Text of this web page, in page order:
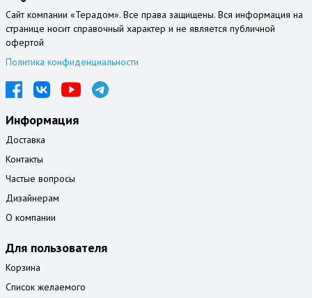
Сайт компании «Терадом». Все права защищены. Вся информация на
странице носит справочный характер и не является публичной
офертой
Политика конфиденциальности
Информация
Доставка
Контакты
Частые вопросы
Дизайнерам
О компании
Для пользователя
Корзина
Список желаемого